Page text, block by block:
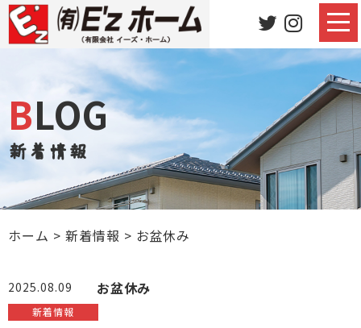
BLOG
新着情報
ホーム > 新着情報 > お盆休み
2025.08.09 お盆休み
新着情報